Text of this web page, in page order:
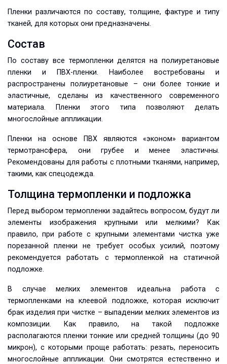
Пленки различаются по составу, толщине, фактуре и типу
тканей, для которых они предназначены.
Состав
По составу все термопленки делятся на полиуретановые
пленки и ПВХ-пленки. Наиболее востребованы и
распространены полиуретановые – они более тонкие и
эластичные, сделаны из качественного современного
материала. Пленки этого типа позволяют делать
многослойные аппликации.
Пленки на основе ПВХ являются «эконом» вариантом
термотрансфера, они грубее и менее эластичны.
Рекомендованы для работы с плотными тканями, например,
такими, как спецодежда.
Толщина термопленки и подложка
Перед выбором термопленки задайтесь вопросом, будут ли
элементы изображения крупными или мелкими? Как
правило, при работе с крупными элементами чистка уже
порезанной пленки не требует особых усилий, поэтому
рекомендуется работать с термопленкой на статичной
подложке.
В случае мелких элементов идеальна работа с
термопленками на клеевой подложке, которая исключит
брак изделия при чистке – выпадении мелких элементов из
композиции. Как правило, на такой подложке
располагаются пленки тонкие или средней толщины (до 90
микрон), с которыми проще работать: резать, переносить
многослойные аппликации. Они смотрятся естественно и